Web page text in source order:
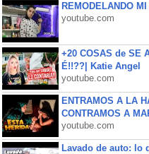
REMODELANDO
youtube.com
+20 COSAS de SE
É!!??| Katie Angel
youtube.com
ENTRAMOS A LA
CONTRAMOS A
youtube.com
Lavado de auto: lo